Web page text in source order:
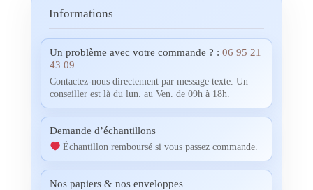
Informations
Un problème avec votre commande ? : 06 95 21
43 09
Contactez-nous directement par message texte. Un
conseiller est là du lun. au Ven. de 09h à 18h.
Demande d’échantillons
Échantillon remboursé si vous passez commande.
Nos papiers & nos enveloppes